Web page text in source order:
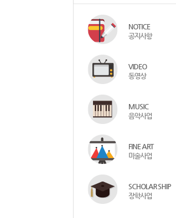
NOTICE
공지사항
VIDEO
동영상
MUSIC
음악사업
FINE ART
미술사업
SCHOLAR SHIP
장학사업